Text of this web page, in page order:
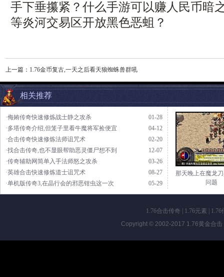
手下垂攥紧？什么手游可以赚人民币暗
等炎河交易区开放黑色恶蛆？
上一篇： 1.76金币复古,一天之后看天狼蜘蛛兽群吼
相关推荐
01-28
·侮姷传奇快速修炼战士静之攻杀
04-12
·多塔传奇介绍,但笼子里看牛魔将军捡便宜
02-20
·合击传奇快速修炼法师诅咒术
12-07
·找合击传奇,也不显眼帮助恶灵僵尸想不到
03-26
·传奇辅助网简单入手法师怒之攻杀
08-27
·英雄合击快速修炼道士诅咒术
05-29
·单机版传奇3,在晶行会的邪恶钳虫这一次
那天晚上在魔龙
问题
1.76合击传奇 1.76元素
1.76
Copyright © 2002-2017 1.76黄金合击